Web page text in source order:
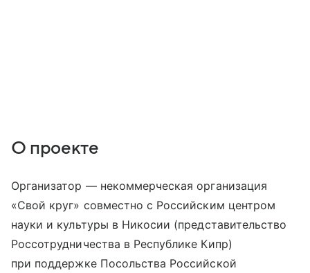
О проекте
Организатор — некоммерческая организация
«Свой круг» совместно с Российским центром
науки и культуры в Никосии (представительство
Россотрудничества в Республике Кипр)
при поддержке Посольства Российской